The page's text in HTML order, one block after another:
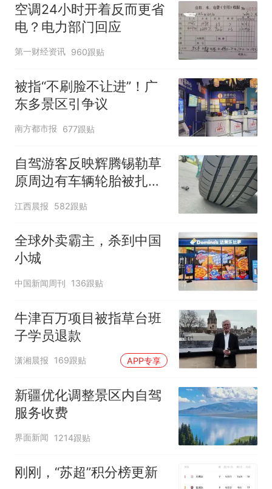
空调24小时开着反而更省
电？电力部门回应
第一财经资讯 960跟贴
被指“不刷脸不让进”！广
东多景区引争议
南方都市报 677跟贴
自驾游客反映辉腾锡勒草
原周边有车辆轮胎被扎，
修理店铺换胎价格高达千
江西晨报 582跟贴
全球外卖霸主，杀到中国
小城
中国新闻周刊 136跟贴
牛津百万项目被指草台班
子学员退款
潇湘晨报 169跟贴 APP专享
新疆优化调整景区内自驾
服务收费
界面新闻 1214跟贴
刚刚，“苏超”积分榜更新